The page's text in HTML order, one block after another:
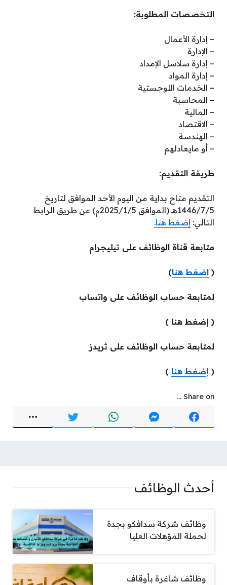
التخصصات المطلوبة:
– إدارة الأعمال
– الإدارة
– إدارة سلاسل الإمداد
– إدارة المواد
– الخدمات اللوجستية
– المحاسبة
– المالية
– الاقتصاد
– الهندسة
– أو مايعادلهم
طريقة التقديم:
التقديم متاح بداية من اليوم الأحد الموافق لتاريخ
1446/7/5هـ (الموافق 2025/1/5م) عن طريق الرابط
التالي: إضغط هنا.
متابعة قناة الوظائف على تيليجرام
( اضغط هنا)
لمتابعة حساب الوظائف على واتساب
( إضغط هنا )
لمتابعة حساب الوظائف على ثريدز
( إضغط هنا )
Share on ...
أحدث الوظائف
وظائف شركة سدافكو بجدة
لحملة المؤهلات العليا
وظائف شاغرة بأوقاف